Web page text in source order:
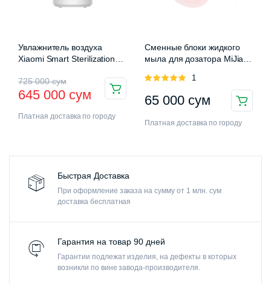
Быстрая Доставка
При оформление заказа на сумму от 1 млн. сум
доставка бесплатная
Гарантия на товар 90 дней
Гарантии подлежат изделия, на дефекты в которых
возникли по вине завода-производителя.
Увлажнитель воздуха
Xiaomi Smart Sterilization
725 000сум
645 000 сум
Платная доставка по городу
Сменные блоки жидкого
мыла для дозатора MiJia
Dispenser
Оценка
1
65 000 сум
Платная доставка по городу